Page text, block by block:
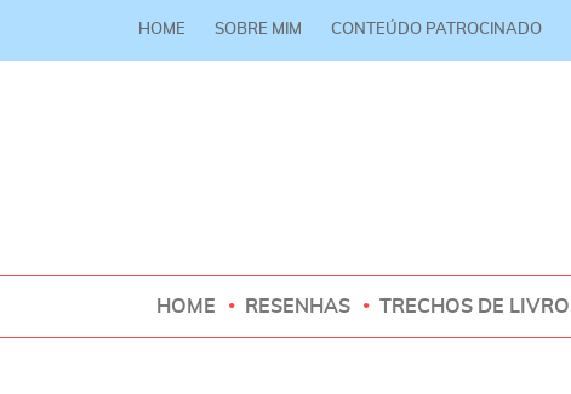
HOME SOBRE MIM CONTEÚDO PATROCINADO
HOME RESENHAS TRECHOS DE